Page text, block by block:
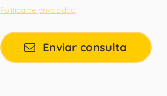
Política de privacidad
Enviar consulta